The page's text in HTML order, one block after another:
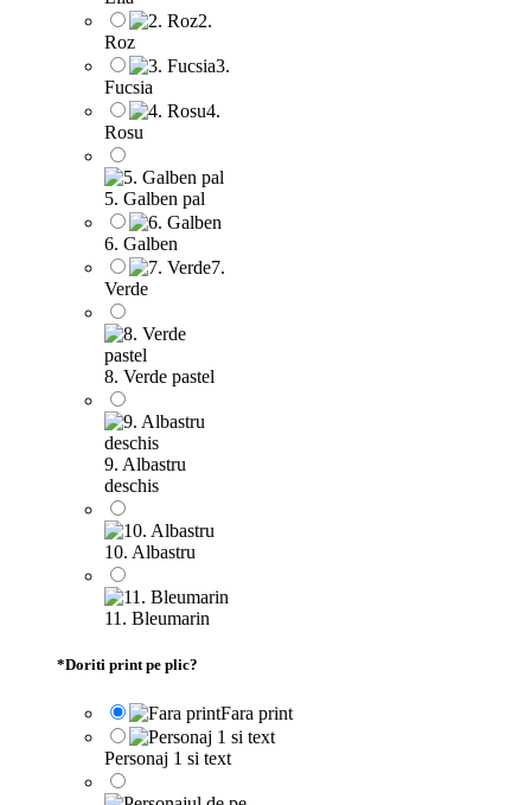
2.
Roz
3.
Fucsia
4.
Rosu
5. Galben pal
6. Galben
7.
Verde
8. Verde pastel
9. Albastru
deschis
10. Albastru
11. Bleumarin
*Doriti print pe plic?
Fara print
Personaj 1 si text